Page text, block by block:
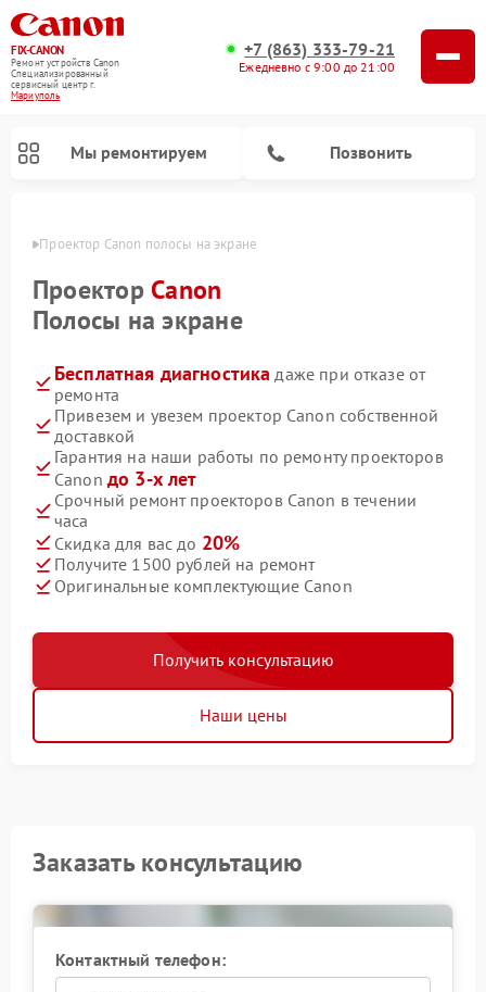
FIX-CANON
Ремонт устройств Canon
Специализированный
cервисный центр г.
Мариуполь
+7 (863) 333-79-21
Ежедневно с 9:00 до 21:00
Мы ремонтируем Позвонить
Проектор Canon полосы на экране
Проектор Canon
Полосы на экране
Бесплатная диагностика даже при отказе от
ремонта
Привезем и увезем проектор Canon собственной
доставкой
Гарантия на наши работы по ремонту проекторов
Canon до 3-х лет
Срочный ремонт проекторов Canon в течении
часа
Скидка для вас до 20%
Получите 1500 рублей на ремонт
Оригинальные комплектующие Canon
Получить консультацию
Наши цены
Заказать консультацию
Контактный телефон: